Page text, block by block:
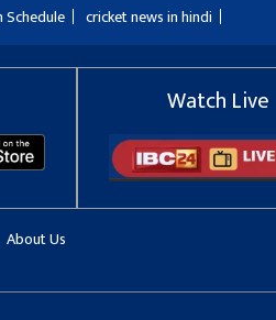
Schedule cricket news in hindi
Watch Live
About Us